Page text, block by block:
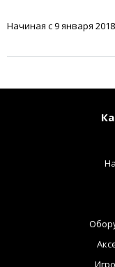
Начиная с 9 января